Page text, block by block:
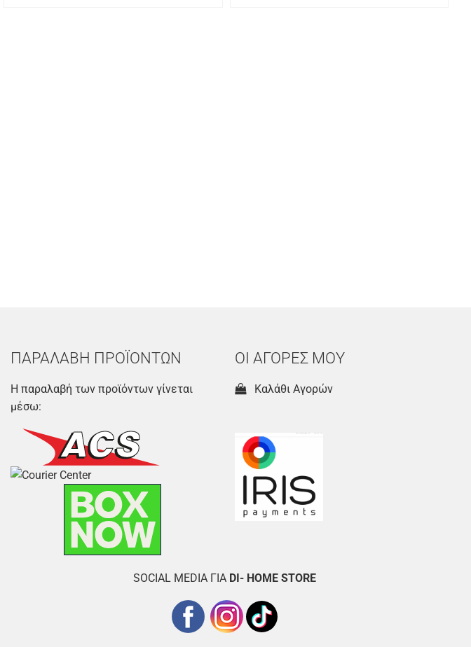
ΠΑΡΑΛΑΒΗ ΠΡΟΪΟΝΤΩΝ
Η παραλαβή των προϊόντων γίνεται
μέσω:
ΟΙ ΑΓΟΡΕΣ ΜΟΥ
Καλάθι Αγορών
SOCIAL MEDIA ΓΙΑ DI- HOME STORE